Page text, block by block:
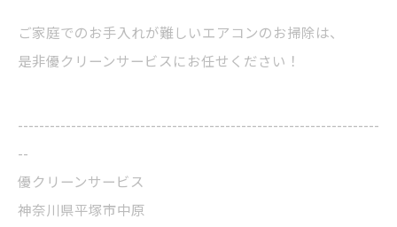
ご家庭でのお手入れが難しいエアコンのお掃除は、
是非優クリーンサービスにお任せください！
--------------------------------------------------------------------
--
優クリーンサービス
神奈川県平塚市中原